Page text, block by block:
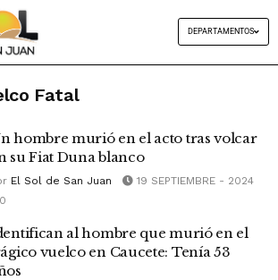
DEPARTAMENTOS
Fatal
hombre murió en el acto tras volcar
su Fiat Duna blanco
El Sol de San Juan
19 SEPTIEMBRE - 2024
0
al hombre que murió en el
vuelco en Caucete: Tenía 53